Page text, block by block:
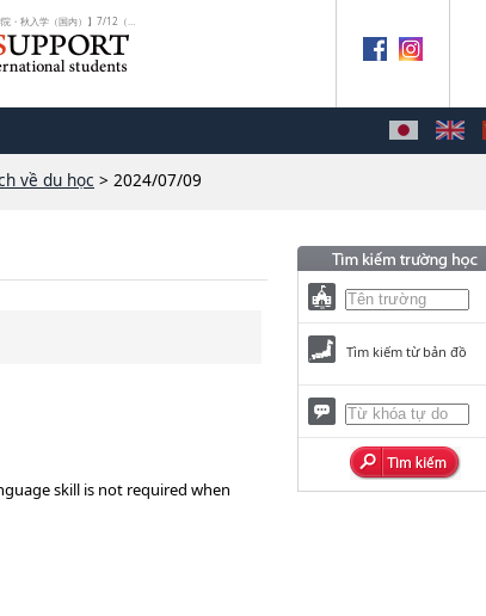
về du học > 2024/07/09
skill is not required when
Tìm kiếm từ bản đồ